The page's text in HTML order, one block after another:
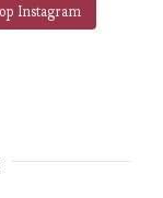
Instagram